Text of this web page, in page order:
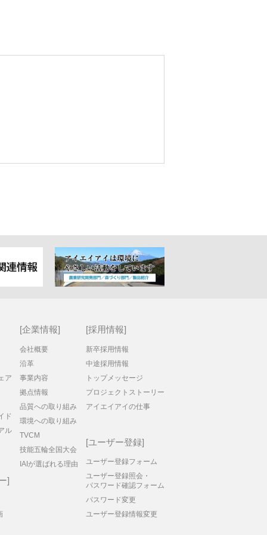
ア
ド
ル
企業情報
会社概要
沿革
事業内容
拠点情報
品質への取り組み
環境への取り組み
TVCM
技能五輪全国大会
IAIが選ばれる理由
採用情報
新卒採用情報
中途採用情報
トップメッセージ
プロジェクトストーリー
アイエイアイの仕事
ユーザー登録
ユーザー登録フォーム
ユーザー登録照会・
パスワード確認フォーム
パスワード変更
ユーザー登録情報変更